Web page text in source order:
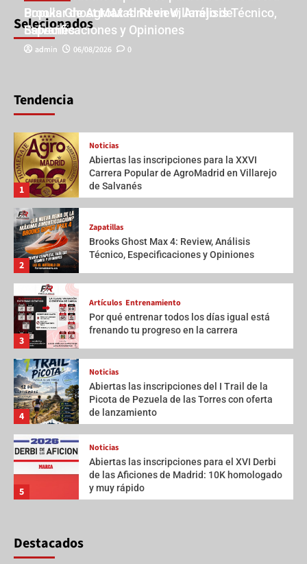
Selecionados
Popular de AgroMadrid en Villarejo de
Salvanés
admin 06/08/2026 0
Brooks Ghost Max 4: Review, Análisis Técnico,
Especificaciones y Opiniones
admin 06/08/2026 0
Tendencia
1
Noticias
Abiertas las inscripciones para la XXVI
Carrera Popular de AgroMadrid en Villarejo
de Salvanés
2
Zapatillas
Brooks Ghost Max 4: Review, Análisis
Técnico, Especificaciones y Opiniones
3
Artículos Entrenamiento
Por qué entrenar todos los días igual está
frenando tu progreso en la carrera
4
Noticias
Abiertas las inscripciones del I Trail de la
Picota de Pezuela de las Torres con oferta
de lanzamiento
5
Noticias
Abiertas las inscripciones para el XVI Derbi
de las Aficiones de Madrid: 10K homologado
y muy rápido
Destacados